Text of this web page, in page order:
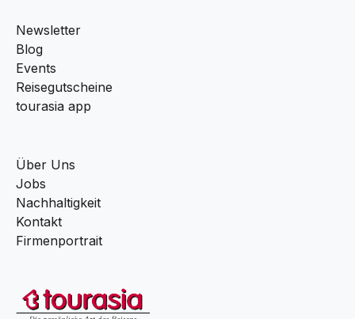
Newsletter
Blog
Events
Reisegutscheine
tourasia app
Über Uns
Jobs
Nachhaltigkeit
Kontakt
Firmenportrait